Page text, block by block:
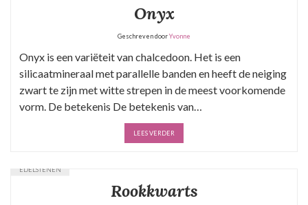
Onyx
Geschreven doorYvonne
Onyx is een variëteit van chalcedoon. Het is een
silicaatmineraal met parallelle banden en heeft de neiging
zwart te zijn met witte strepen in de meest voorkomende
vorm. De betekenis De betekenis van…
LEES VERDER
EDELSTENEN
Rookkwarts